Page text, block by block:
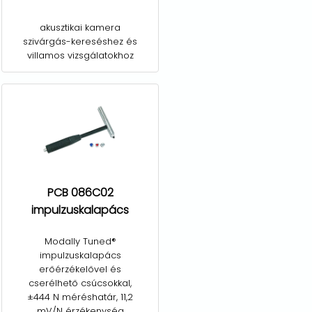
akusztikai kamera
szivárgás-kereséshez és
villamos vizsgálatokhoz
PCB 086C02
impulzuskalapács
Modally Tuned®
impulzuskalapács
erőérzékelővel és
cserélhető csúcsokkal,
±444 N méréshatár, 11,2